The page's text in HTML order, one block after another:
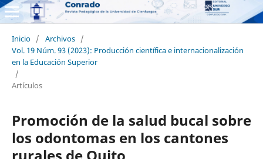
Inicio / Archivos /
Vol. 19 Núm. 93 (2023): Producción científica e internacionalización
en la Educación Superior
/
Artículos
Promoción de la salud bucal sobre
los odontomas en los cantones